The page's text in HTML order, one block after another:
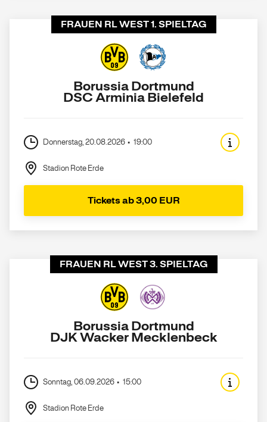
FRAUEN RL WEST 1. SPIELTAG
Borussia Dortmund
DSC Arminia Bielefeld
Donnerstag, 20.08.2026 19:00
Stadion Rote Erde
Tickets ab 3,00 EUR
FRAUEN RL WEST 3. SPIELTAG
Borussia Dortmund
DJK Wacker Mecklenbeck
Sonntag, 06.09.2026 15:00
Stadion Rote Erde